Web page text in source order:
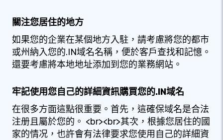
關注您居住的地方
如果您的企業在某個地方入駐，請考慮將您的都市
或州納入您的.IN域名名稱，便於客戶查找和記憶。
還要考慮將本地地址添加到您的業務網站。
牢記使用您自己的詳細資訊購買您的.IN域名
在很多方面這點很重要。首先，這確保域名是合法
注册且屬於您的。 <br><br>其次，根據您居住的國
家的情况，也許會有法律要求您使用自己的詳細資